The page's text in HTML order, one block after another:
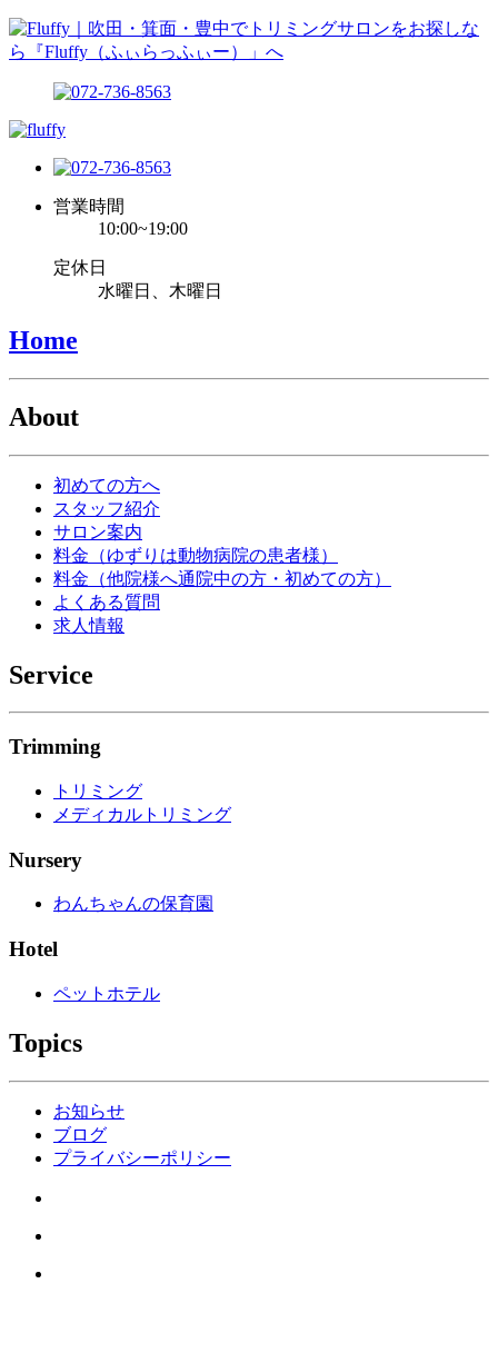
営業時間
10:00~19:00
定休日
水曜日、木曜日
Home
About
初めての方へ
スタッフ紹介
サロン案内
料金（ゆずりは動物病院の患者様）
料金（他院様へ通院中の方・初めての方）
よくある質問
求人情報
Service
Trimming
トリミング
メディカルトリミング
Nursery
わんちゃんの保育園
Hotel
ペットホテル
Topics
お知らせ
ブログ
プライバシーポリシー